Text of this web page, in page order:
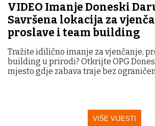
VIDEO Imanje Doneski
Savršena lokacija za
proslave i team building
Tražite idilično imanje za vjenčanje,
building u prirodi? Otkrijte OPG
mjesto gdje zabava traje bez
VIŠE VIJESTI